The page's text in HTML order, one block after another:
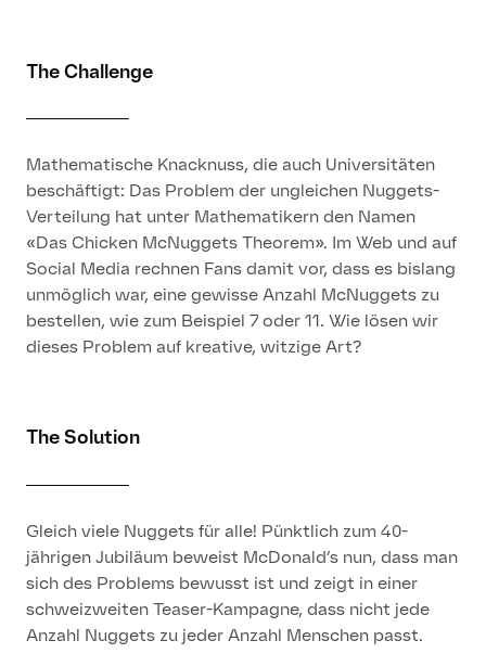
The Challenge
Mathematische Knacknuss, die auch Universitäten
beschäftigt: Das Problem der ungleichen Nuggets-
Verteilung hat unter Mathematikern den Namen
«Das Chicken McNuggets Theorem». Im Web und auf
Social Media rechnen Fans damit vor, dass es bislang
unmöglich war, eine gewisse Anzahl McNuggets zu
bestellen, wie zum Beispiel 7 oder 11. Wie lösen wir
dieses Problem auf kreative, witzige Art?
The Solution
Gleich viele Nuggets für alle! Pünktlich zum 40-
jährigen Jubiläum beweist McDonald’s nun, dass man
sich des Problems bewusst ist und zeigt in einer
schweizweiten Teaser-Kampagne, dass nicht jede
Anzahl Nuggets zu jeder Anzahl Menschen passt.